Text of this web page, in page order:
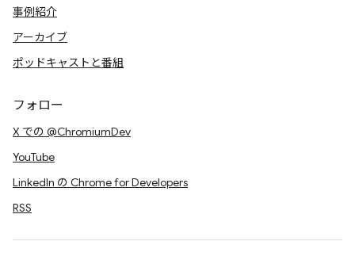
事例紹介
アーカイブ
ポッドキャストと番組
フォロー
X での @ChromiumDev
YouTube
LinkedIn の Chrome for Developers
RSS